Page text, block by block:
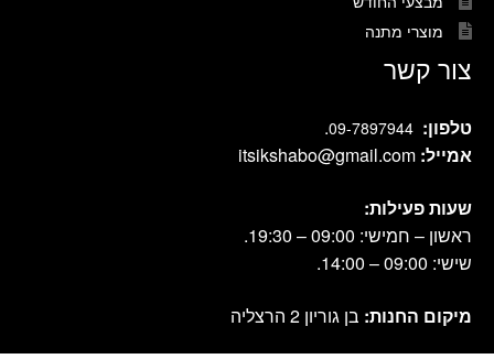
מוצרי מתנה
צור קשר
טלפון: 09-7897944
.
אמייל: itsikshabo@gmail.com
שעות פעילות:
ראשון – חמישי: 09:00 – 19:30.
שישי: 09:00 – 14:00.
מיקום החנות: בן גוריון 2 הרצליה